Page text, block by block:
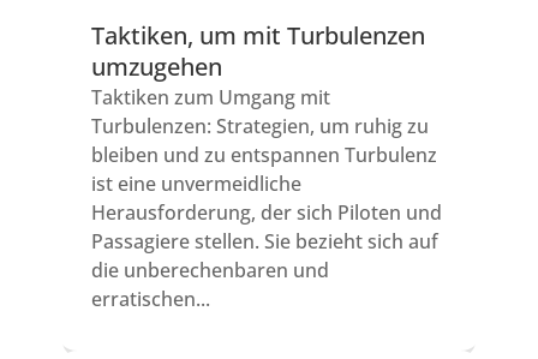
Taktiken, um mit Turbulenzen
umzugehen
Taktiken zum Umgang mit
Turbulenzen: Strategien, um ruhig zu
bleiben und zu entspannen Turbulenz
ist eine unvermeidliche
Herausforderung, der sich Piloten und
Passagiere stellen. Sie bezieht sich auf
die unberechenbaren und
erratischen...